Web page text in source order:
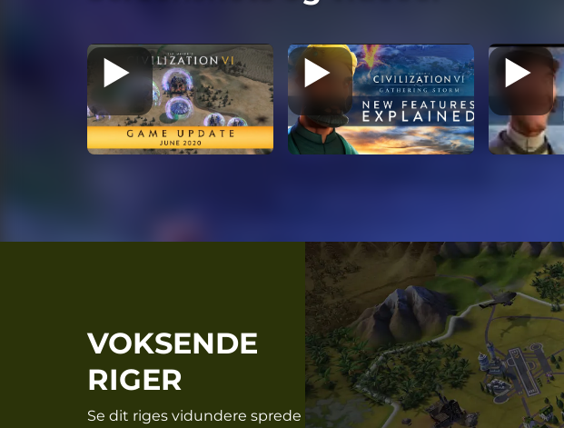
VOKSENDE
RIGER
Se dit riges vidundere sprede